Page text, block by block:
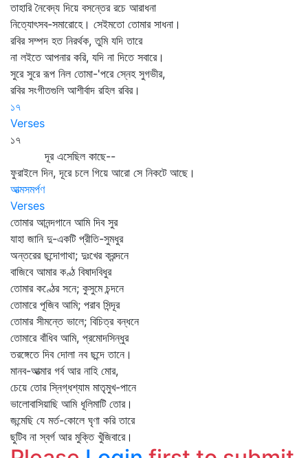
তাহারি নৈবেদ্য দিয়ে বসন্তের রচে আরাধনা
নিত্যোৎসব-সমারোহে। সেইমতো তোমার সাধনা।
রবির সম্পদ হত নিরর্থক, তুমি যদি তারে
না লইতে আপনার করি, যদি না দিতে সবারে।
সুরে সুরে রূপ নিল তোমা-'পরে স্নেহ সুগভীর,
রবির সংগীতগুলি আশীর্বাদ রহিল রবির।
১৭
Verses
১৭
দূর এসেছিল কাছে--
ফুরাইলে দিন, দূরে চলে গিয়ে আরো সে নিকটে আছে।
আত্মসমর্পণ
Verses
তোমার আনন্দগানে আমি দিব সুর
যাহা জানি দু-একটি প্রীতি-সুমধুর
অন্তরের ছন্দোগাথা; দুঃখের ক্রন্দনে
বাজিবে আমার কণ্ঠ বিষাদবিধুর
তোমার কণ্ঠের সনে; কুসুমে চন্দনে
তোমারে পূজিব আমি; পরাব সিন্দূর
তোমার সীমন্তে ভালে; বিচিত্র বন্ধনে
তোমারে বাঁধিব আমি, প্রমোদসিন্ধুর
তরঙ্গেতে দিব দোলা নব ছন্দে তানে।
মানব-আত্মার গর্ব আর নাহি মোর,
চেয়ে তোর স্নিগ্ধশ্যাম মাতৃমুখ-পানে
ভালোবাসিয়াছি আমি ধূলিমাটি তোর।
জন্মেছি যে মর্ত-কোলে ঘৃণা করি তারে
ছুটিব না স্বর্গ আর মুক্তি খুঁজিবারে।